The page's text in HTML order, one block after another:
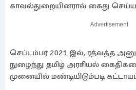
காவல்துறையினரால் கைது
Advertisement
செப்டம்பர் 2021 இல், ரத்வத்த
நுழைந்து தமிழ் அரசியல்
முனையில் மண்டியிடும்படி